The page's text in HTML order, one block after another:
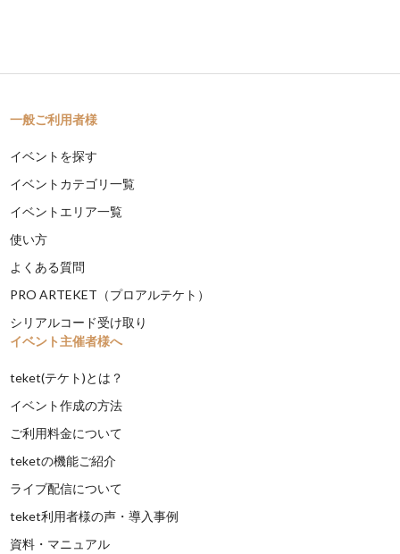
一般ご利用者様
イベントを探す
イベントカテゴリ一覧
イベントエリア一覧
使い方
よくある質問
PRO ARTEKET（プロアルテケト）
シリアルコード受け取り
イベント主催者様へ
teket(テケト)とは？
イベント作成の方法
ご利用料金について
teketの機能ご紹介
ライブ配信について
teket利用者様の声・導入事例
資料・マニュアル